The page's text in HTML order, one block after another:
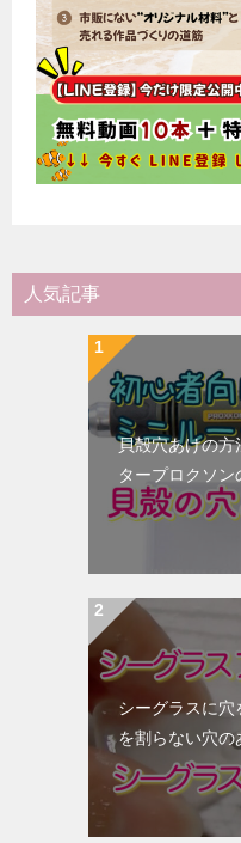
人気記事
貝殻穴あけの方
タープロクソン
シーグラスに
を割らない穴の